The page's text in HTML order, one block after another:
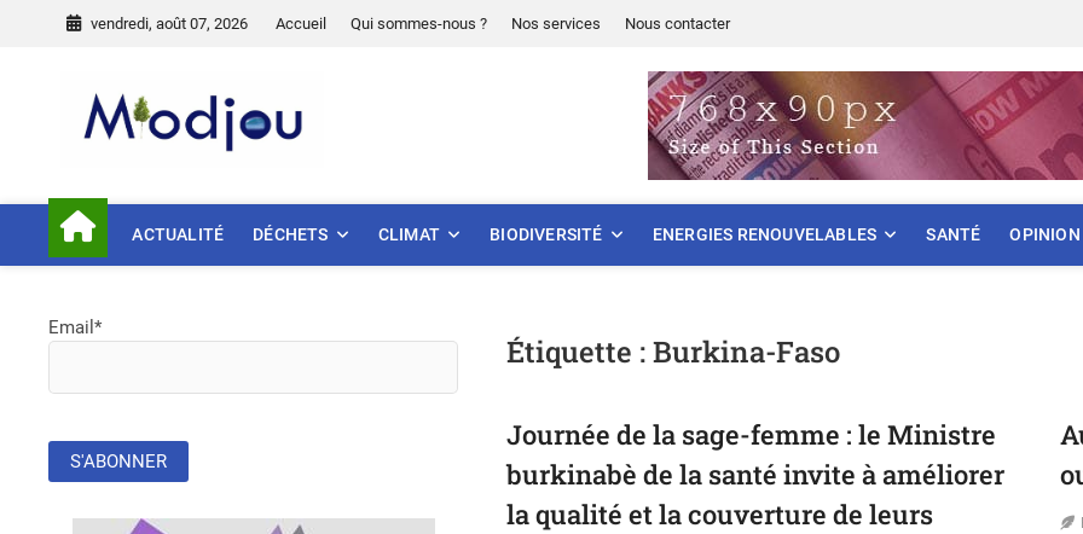
vendredi, août 07, 2026 Accueil Qui sommes-nous ? Nos services Nous contacter
ACTUALITÉ DÉCHETS CLIMAT BIODIVERSITÉ ENERGIES RENOUVELABLES SANTÉ OPINION
Étiquette :Burkina-Faso
Journée de la sage-femme : le Ministre
burkinabè de la santé invite à améliorer
la qualité et la couverture de leurs
Email*